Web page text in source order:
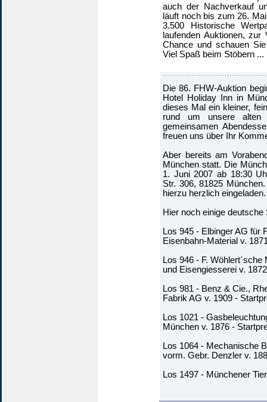
auch der Nachverkauf
läuft noch bis zum 26.
3.500 Historische
laufenden Auktionen,
Chance und schauen
Viel Spaß beim Stöbern ...
Die 86. FHW-Auktion
Hotel Holiday Inn in
dieses Mal ein kleiner,
rund um unsere alten
gemeinsamen
freuen uns über Ihr
Aber bereits am
München statt. Die
1. Juni 2007 ab 18:30
Str. 306, 81825
hierzu herzlich eingeladen.
Hier noch einige
Los 945 - Elbinger AG für
Eisenbahn-Material v.
Los 946 - F.
und Eisengiesserei v.
Los 981 - Benz & Cie.,
Fabrik AG v. 1909 -
Los 1021 -
München v. 1876 -
Los 1064 - Mechanische
vorm. Gebr. Denzler v.
Los 1497 - Münchener